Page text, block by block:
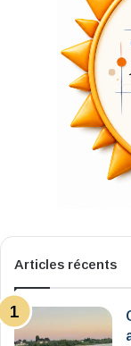
Articles récents